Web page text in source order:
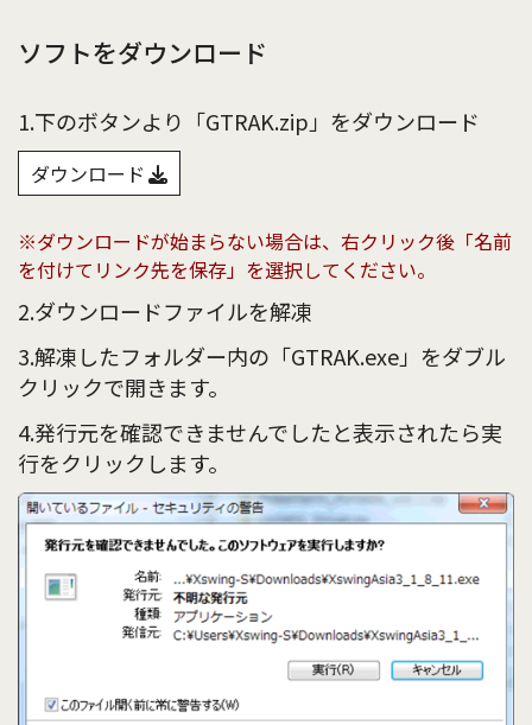
ソフトをダウンロード
1.下のボタンより「GTRAK.zip」をダウンロード
ダウンロード
※ダウンロードが始まらない場合は、右クリック後「名前
を付けてリンク先を保存」を選択してください。
2.ダウンロードファイルを解凍
3.解凍したフォルダー内の「GTRAK.exe」をダブル
クリックで開きます。
4.発行元を確認できませんでしたと表示されたら実
行をクリックします。